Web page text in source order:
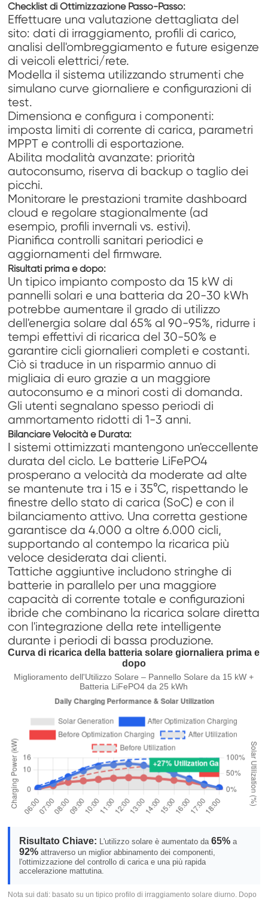
Checklist di Ottimizzazione Passo-Passo:
Effettuare una valutazione dettagliata del
sito: dati di irraggiamento, profili di carico,
analisi dell'ombreggiamento e future esigenze
di veicoli elettrici/rete.
Modella il sistema utilizzando strumenti che
simulano curve giornaliere e configurazioni di
test.
Dimensiona e configura i componenti:
imposta limiti di corrente di carica, parametri
MPPT e controlli di esportazione.
Abilita modalità avanzate: priorità
autoconsumo, riserva di backup o taglio dei
picchi.
Monitorare le prestazioni tramite dashboard
cloud e regolare stagionalmente (ad
esempio, profili invernali vs. estivi).
Pianifica controlli sanitari periodici e
aggiornamenti del firmware.
Risultati prima e dopo:
Un tipico impianto composto da 15 kW di
pannelli solari e una batteria da 20-30 kWh
potrebbe aumentare il grado di utilizzo
dell'energia solare dal 65% al 90-95%, ridurre i
tempi effettivi di ricarica del 30-50% e
garantire cicli giornalieri completi e costanti.
Ciò si traduce in un risparmio annuo di
migliaia di euro grazie a un maggiore
autoconsumo e a minori costi di domanda.
Gli utenti segnalano spesso periodi di
ammortamento ridotti di 1-3 anni.
Bilanciare Velocità e Durata:
I sistemi ottimizzati mantengono un'eccellente
durata del ciclo. Le batterie LiFePO4
prosperano a velocità da moderate ad alte
se mantenute tra i 15 e i 35°C, rispettando le
finestre dello stato di carica (SoC) e con il
bilanciamento attivo. Una corretta gestione
garantisce da 4.000 a oltre 6.000 cicli,
supportando al contempo la ricarica più
veloce desiderata dai clienti.
Tattiche aggiuntive includono stringhe di
batterie in parallelo per una maggiore
capacità di corrente totale e configurazioni
ibride che combinano la ricarica solare diretta
con l'integrazione della rete intelligente
durante i periodi di bassa produzione.
Curva di ricarica della batteria solare giornaliera prima e
dopo
Miglioramento dell'Utilizzo Solare – Pannello Solare da 15 kW +
Batteria LiFePO4 da 25 kWh
Risultato Chiave: L'utilizzo solare è aumentato da65% a
92% attraverso un miglior abbinamento dei componenti,
l'ottimizzazione del controllo di carica e una più rapida
accelerazione mattutina.
Nota sui dati: basato su un tipico profilo di irraggiamento solare diurno. Dopo